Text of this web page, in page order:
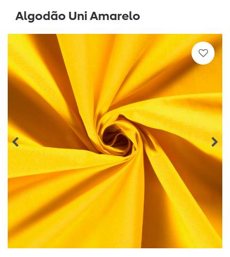
Algodão Uni Amarelo